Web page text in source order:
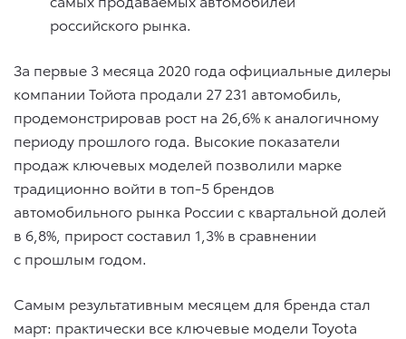
российского рынка.
За первые 3 месяца 2020 года официальные дилеры
компании Тойота продали 27 231 автомобиль,
продемонстрировав рост на 26,6% к аналогичному
периоду прошлого года. Высокие показатели
продаж ключевых моделей позволили марке
традиционно войти в топ-5 брендов
автомобильного рынка России с квартальной долей
в 6,8%, прирост составил 1,3% в сравнении
с прошлым годом.
Самым результативным месяцем для бренда стал
март: практически все ключевые модели Toyota